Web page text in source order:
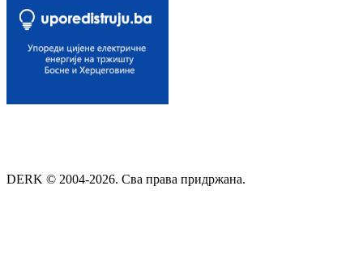
DERK © 2004-2026. Сва права придржана.